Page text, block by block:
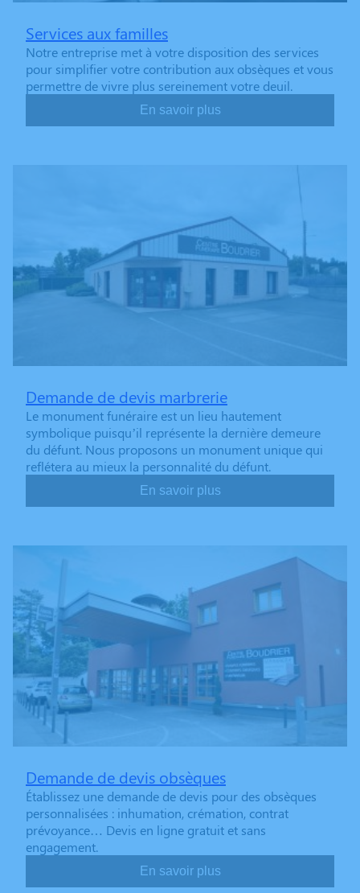
Services aux familles
Notre entreprise met à votre disposition des services
pour simplifier votre contribution aux obsèques et vous
permettre de vivre plus sereinement votre deuil.
En savoir plus
Demande de devis marbrerie
Le monument funéraire est un lieu hautement
symbolique puisqu’il représente la dernière demeure
du défunt. Nous proposons un monument unique qui
reflétera au mieux la personnalité du défunt.
En savoir plus
Demande de devis obsèques
Établissez une demande de devis pour des obsèques
personnalisées : inhumation, crémation, contrat
prévoyance… Devis en ligne gratuit et sans
engagement.
En savoir plus